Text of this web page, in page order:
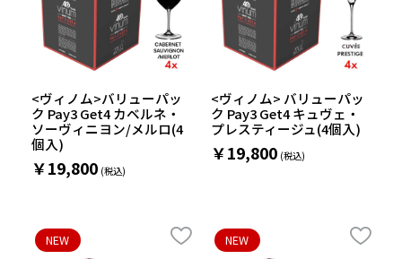
<ヴィノム>バリューパッ
ク Pay3 Get4 カベルネ・
ソーヴィニヨン/メルロ(4
個入)
￥19,800
<ヴィノム> バリューパッ
ク Pay3 Get4 キュヴェ・
プレスティージュ(4個入)
￥19,800
NEW NEW